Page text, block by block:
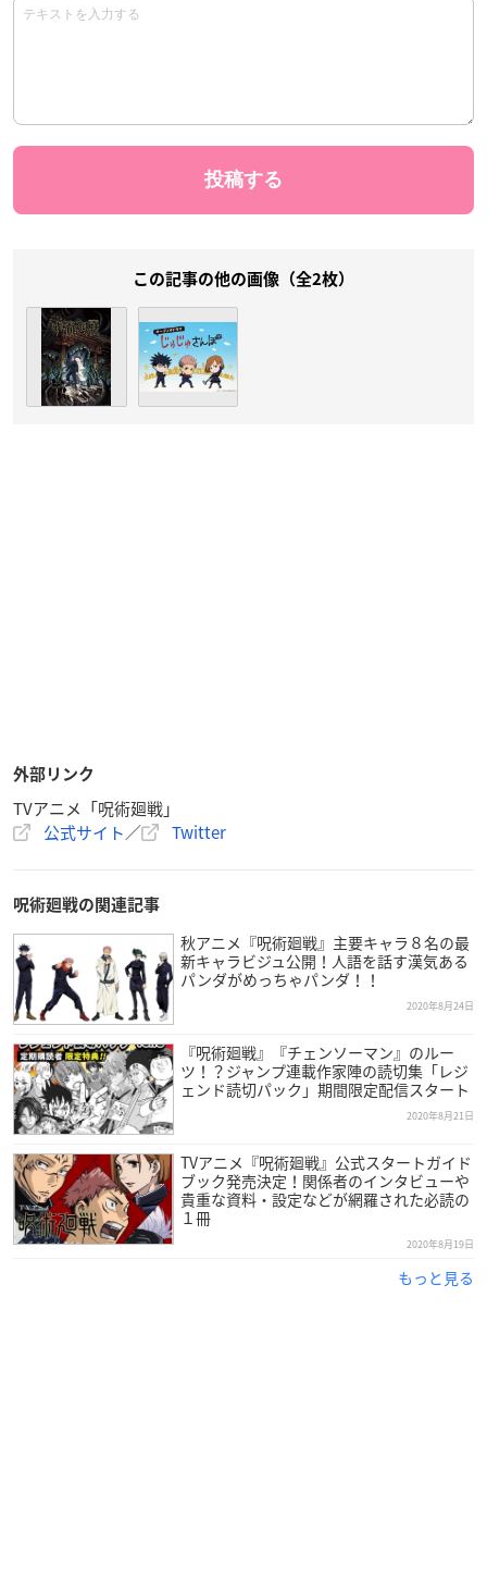
この記事の他の画像（全2枚）
外部リンク
TVアニメ「呪術廻戦」
公式サイト／ Twitter
呪術廻戦の関連記事
秋アニメ『呪術廻戦』主要キャラ８名の最
新キャラビジュ公開！人語を話す漢気ある
パンダがめっちゃパンダ！！
2020年8月24日
『呪術廻戦』『チェンソーマン』のルー
ツ！？ジャンプ連載作家陣の読切集「レジ
ェンド読切パック」期間限定配信スタート
2020年8月21日
TVアニメ『呪術廻戦』公式スタートガイド
ブック発売決定！関係者のインタビューや
貴重な資料・設定などが網羅された必読の
１冊
2020年8月19日
もっと見る